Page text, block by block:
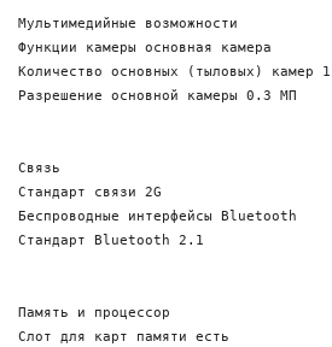
Мультимедийные возможности
Функции камеры основная камера
Количество основных (тыловых) камер 1
Разрешение основной камеры 0.3 МП
Связь
Стандарт связи 2G
Беспроводные интерфейсы Bluetooth
Стандарт Bluetooth 2.1
Память и процессор
Слот для карт памяти есть